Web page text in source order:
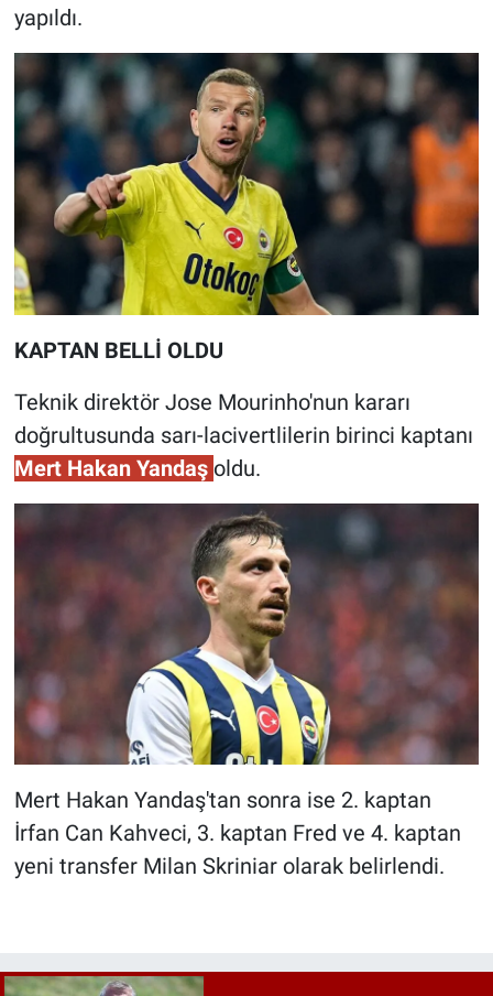
yapıldı.
KAPTAN BELLİ OLDU
Teknik direktör Jose Mourinho'nun kararı
doğrultusunda sarı-lacivertlilerin birinci kaptanı
Mert Hakan Yandaş oldu.
Mert Hakan Yandaş'tan sonra ise 2. kaptan
İrfan Can Kahveci, 3. kaptan Fred ve 4. kaptan
yeni transfer Milan Skriniar olarak belirlendi.